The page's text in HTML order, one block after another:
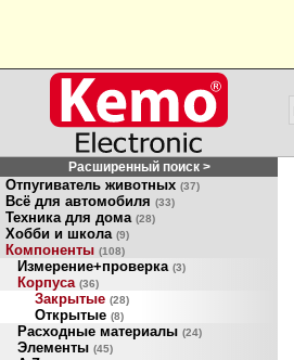
Расширенный поиск >
Отпугиватель животных (37)
Всё для автомобиля (33)
Техника для дома (28)
Хобби и школа (9)
Компоненты (108)
Измерение+проверка (3)
Корпуса (36)
Закрытые (28)
Открытые (8)
Расходные материалы (24)
Элементы (45)